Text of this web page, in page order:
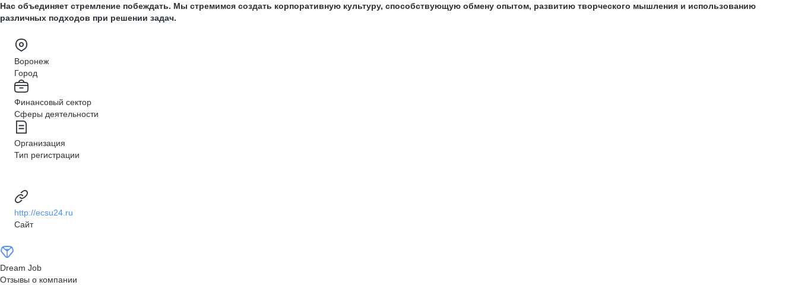
Нас объединяет стремление побеждать. Мы стремимся создать корпоративную культуру, способствующую обмену опытом, развитию творческого мышления и использованию
различных подходов при решении задач.
Воронеж
Город
Финансовый сектор
Сферы деятельности
Организация
Тип регистрации
http://ecsu24.ru
Сайт
Dream Job
Отзывы о компании